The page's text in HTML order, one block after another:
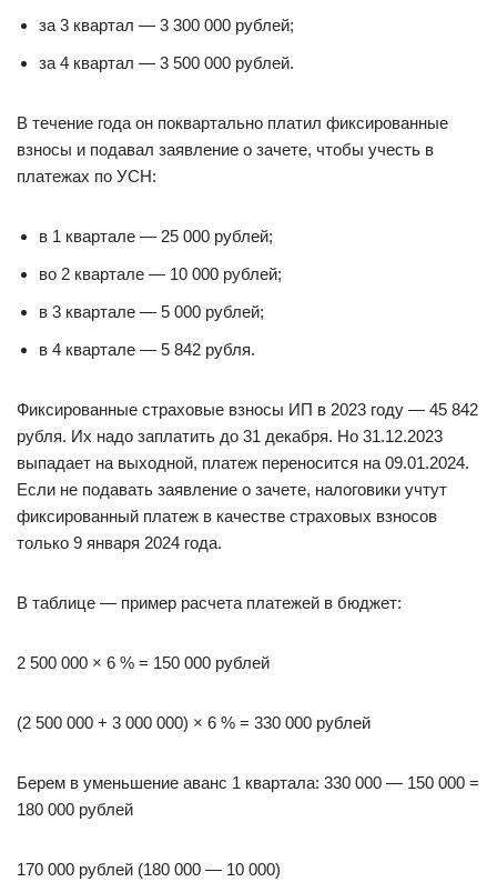
за 3 квартал — 3 300 000 рублей;
за 4 квартал — 3 500 000 рублей.
В течение года он поквартально платил фиксированные
взносы и подавал заявление о зачете, чтобы учесть в
платежах по УСН:
в 1 квартале — 25 000 рублей;
во 2 квартале — 10 000 рублей;
в 3 квартале — 5 000 рублей;
в 4 квартале — 5 842 рубля.
Фиксированные страховые взносы ИП в 2023 году — 45 842
рубля. Их надо заплатить до 31 декабря. Но 31.12.2023
выпадает на выходной, платеж переносится на 09.01.2024.
Если не подавать заявление о зачете, налоговики учтут
фиксированный платеж в качестве страховых взносов
только 9 января 2024 года.
В таблице — пример расчета платежей в бюджет:
2 500 000 × 6 % = 150 000 рублей
(2 500 000 + 3 000 000) × 6 % = 330 000 рублей
Берем в уменьшение аванс 1 квартала: 330 000 — 150 000 =
180 000 рублей
170 000 рублей (180 000 — 10 000)